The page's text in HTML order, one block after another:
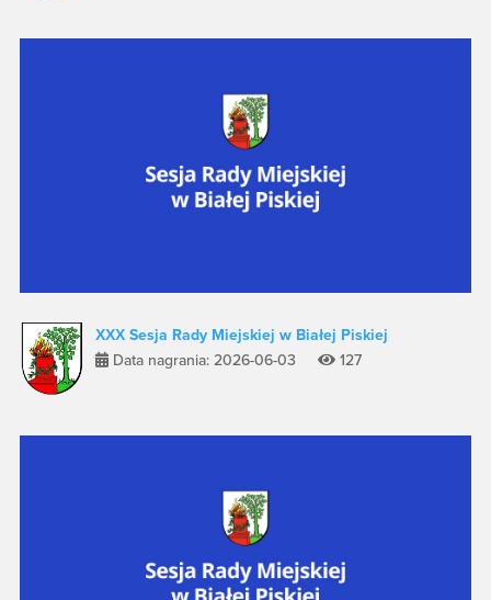
XXX Sesja Rady Miejskiej w Białej Piskiej
Data nagrania: 2026-06-03
127